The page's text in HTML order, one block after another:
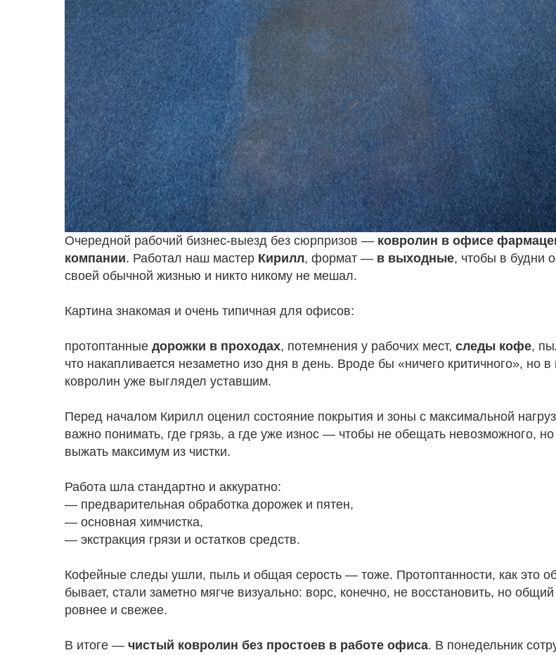
Очередной рабочий бизнес-выезд без сюрпризов — ковролин в офисе
компании. Работал наш мастер Кирилл, формат — в выходные, чтобы в будни
своей обычной жизнью и никто никому не мешал.
Картина знакомая и очень типичная для офисов:
протоптанные дорожки в проходах, потемнения у рабочих мест, следы кофе,
что накапливается незаметно изо дня в день. Вроде бы «ничего критичного», но
ковролин уже выглядел уставшим.
Перед началом Кирилл оценил состояние покрытия и зоны с максимальной
важно понимать, где грязь, а где уже износ — чтобы не обещать невозможного,
выжать максимум из чистки.
Работа шла стандартно и аккуратно:
— предварительная обработка дорожек и пятен,
— основная химчистка,
— экстракция грязи и остатков средств.
Кофейные следы ушли, пыль и общая серость — тоже. Протоптанности, как это
бывает, стали заметно мягче визуально: ворс, конечно, не восстановить, но
ровнее и свежее.
В итоге — чистый ковролин без простоев в работе офиса. В понедельник